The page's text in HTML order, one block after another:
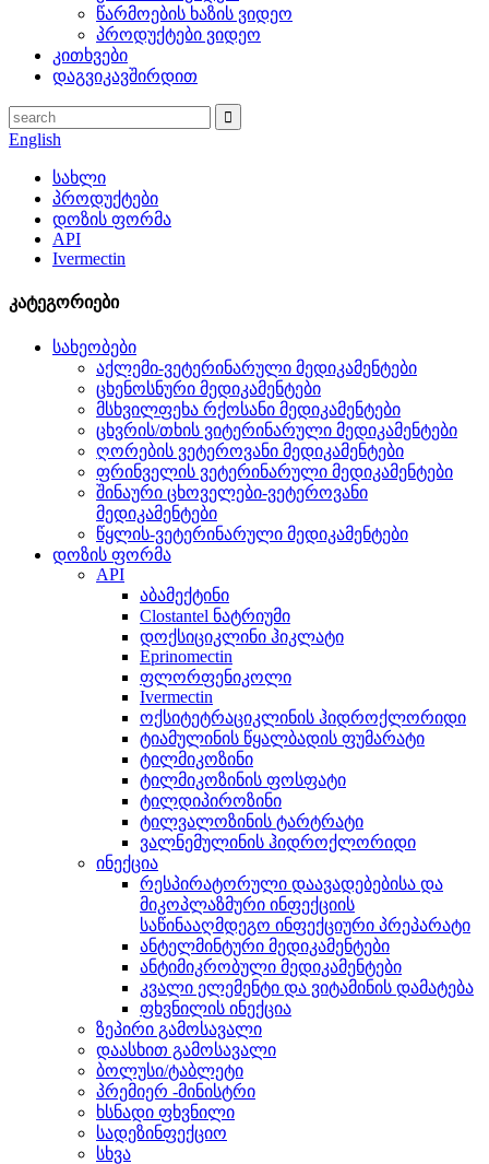
წარმოების ხაზის ვიდეო
პროდუქტები ვიდეო
კითხვები
დაგვიკავშირდით
English
სახლი
პროდუქტები
დოზის ფორმა
API
Ivermectin
კატეგორიები
სახეობები
აქლემი-ვეტერინარული მედიკამენტები
ცხენოსნური მედიკამენტები
მსხვილფეხა რქოსანი მედიკამენტები
ცხვრის/თხის ვიტერინარული მედიკამენტები
ღორების ვეტეროვანი მედიკამენტები
ფრინველის ვეტერინარული მედიკამენტები
შინაური ცხოველები-ვეტეროვანი
მედიკამენტები
წყლის-ვეტერინარული მედიკამენტები
დოზის ფორმა
API
აბამექტინი
Clostantel ნატრიუმი
დოქსიციკლინი ჰიკლატი
Eprinomectin
ფლორფენიკოლი
Ivermectin
ოქსიტეტრაციკლინის ჰიდროქლორიდი
ტიამულინის წყალბადის ფუმარატი
ტილმიკოზინი
ტილმიკოზინის ფოსფატი
ტილდიპიროზინი
ტილვალოზინის ტარტრატი
ვალნემულინის ჰიდროქლორიდი
ინექცია
რესპირატორული დაავადებებისა და
მიკოპლაზმური ინფექციის
საწინააღმდეგო ინფექციური პრეპარატი
ანტელმინტური მედიკამენტები
ანტიმიკრობული მედიკამენტები
კვალი ელემენტი და ვიტამინის დამატება
ფხვნილის ინექცია
ზეპირი გამოსავალი
დაასხით გამოსავალი
ბოლუსი/ტაბლეტი
პრემიერ -მინისტრი
ხსნადი ფხვნილი
სადეზინფექციო
სხვა